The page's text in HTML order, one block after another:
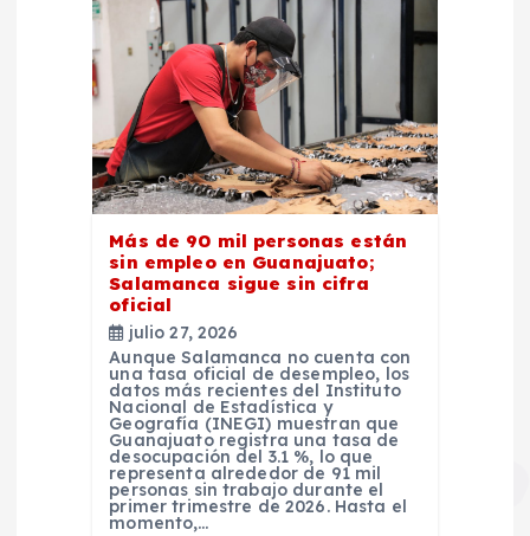
Más de 90 mil personas están
sin empleo en Guanajuato;
Salamanca sigue sin cifra
oficial
julio 27, 2026
Aunque Salamanca no cuenta con
una tasa oficial de desempleo, los
datos más recientes del Instituto
Nacional de Estadística y
Geografía (INEGI) muestran que
Guanajuato registra una tasa de
desocupación del 3.1 %, lo que
representa alrededor de 91 mil
personas sin trabajo durante el
primer trimestre de 2026. Hasta el
momento,…